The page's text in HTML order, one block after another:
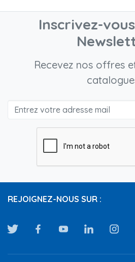
Inscrivez-
Recevez nos offres
REJOIGNEZ-NOUS SUR :